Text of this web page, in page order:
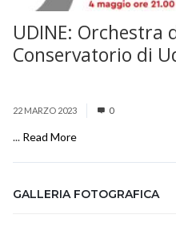
UDINE: Orchestra
Conservatorio di
22 MARZO 2023 0
... Read More
GALLERIA FOTOGRAFICA